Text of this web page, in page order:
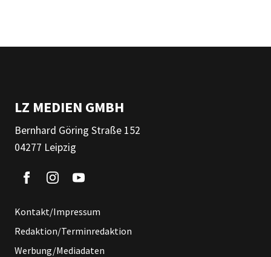
LZ MEDIEN GMBH
Bernhard Göring Straße 152
04277 Leipzig
Kontakt/Impressum
Redaktion/Terminredaktion
Werbung/Mediadaten